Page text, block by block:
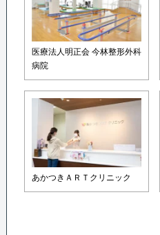
医療法人明正会 今林整形外科
病院
あかつきＡＲＴクリニック